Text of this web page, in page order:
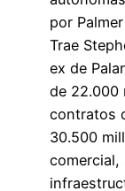
por
Trae
ex de
de 22.000
contratos
30.500
comercial,